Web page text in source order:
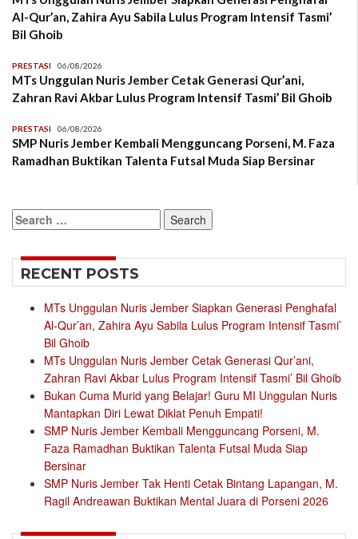
Al-Qur’an, Zahira Ayu Sabila Lulus Program Intensif Tasmi’
Bil Ghoib
PRESTASI 06/08/2026
MTs Unggulan Nuris Jember Cetak Generasi Qur’ani,
Zahran Ravi Akbar Lulus Program Intensif Tasmi’ Bil Ghoib
PRESTASI 06/08/2026
SMP Nuris Jember Kembali Mengguncang Porseni, M. Faza
Ramadhan Buktikan Talenta Futsal Muda Siap Bersinar
Search
for:
RECENT POSTS
MTs Unggulan Nuris Jember Siapkan Generasi Penghafal
Al-Qur’an, Zahira Ayu Sabila Lulus Program Intensif Tasmi’
Bil Ghoib
MTs Unggulan Nuris Jember Cetak Generasi Qur’ani,
Zahran Ravi Akbar Lulus Program Intensif Tasmi’ Bil Ghoib
Bukan Cuma Murid yang Belajar! Guru MI Unggulan Nuris
Mantapkan Diri Lewat Diklat Penuh Empati!
SMP Nuris Jember Kembali Mengguncang Porseni, M.
Faza Ramadhan Buktikan Talenta Futsal Muda Siap
Bersinar
SMP Nuris Jember Tak Henti Cetak Bintang Lapangan, M.
Ragil Andreawan Buktikan Mental Juara di Porseni 2026